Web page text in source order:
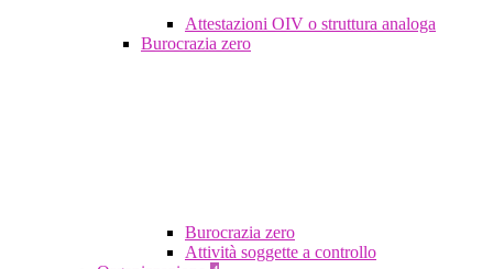
Attestazioni OIV o struttura analoga
Burocrazia zero
Burocrazia zero
Attività soggette a controllo